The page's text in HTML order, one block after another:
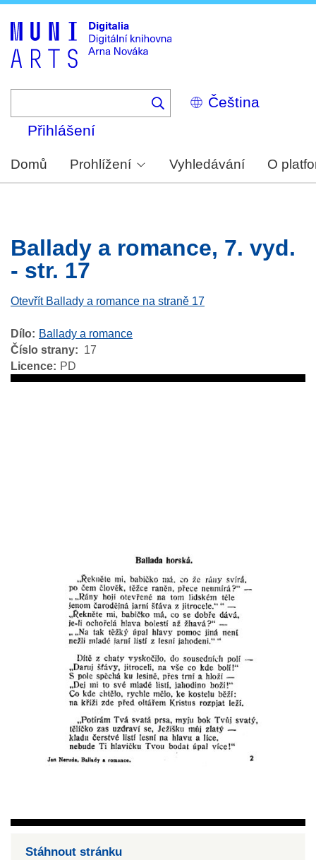
Select
your
Přihlášení
Domů Prohlížení Vyhledávání O
Ballady a romance, 7. vyd.
- str. 17
Otevřít Ballady a romance na straně 17
Dílo
Ballady a romance
Číslo strany
17
Licence
PD
Stáhnout stránku